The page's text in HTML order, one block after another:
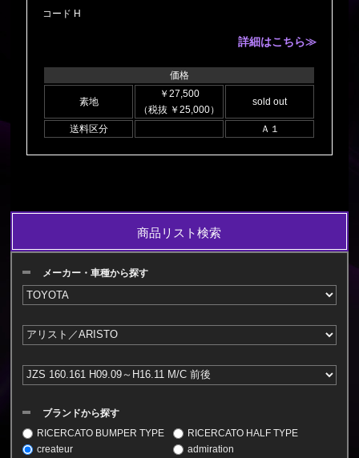
コード H
詳細はこちら≫
価格
素地
￥27,500
（税抜 ￥25,000）
sold out
送料区分 Ａ１
商品リスト検索
メーカー・車種から探す
ブランドから探す
RICERCATO BUMPER TYPE
RICERCATO HALF TYPE
createur
admiration